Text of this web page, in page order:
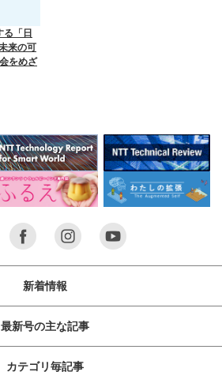
る「日
来の可
をめざ
新着情報
最新号の主な記事
カテゴリ毎記事